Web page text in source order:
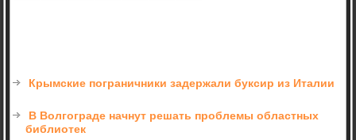
Крымские пограничники задержали буксир из Италии
В Волгограде начнут решать проблемы областных
библиотек